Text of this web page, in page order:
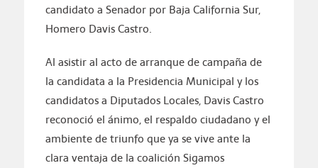
candidato a Senador por Baja California Sur,
Homero Davis Castro.
Al asistir al acto de arranque de campaña de
la candidata a la Presidencia Municipal y los
candidatos a Diputados Locales, Davis Castro
reconoció el ánimo, el respaldo ciudadano y el
ambiente de triunfo que ya se vive ante la
clara ventaja de la coalición Sigamos